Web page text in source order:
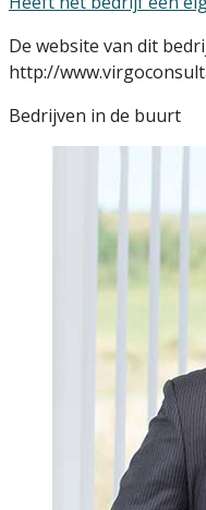
De website van dit
http://
Bedrijven in de buurt